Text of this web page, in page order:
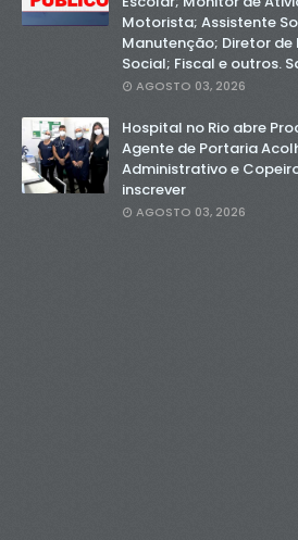
Motorista; Assistente
Manutenção; Diretor
Social; Fiscal e outros.
AGOSTO 03, 2026
Hospital no Rio abre
Agente de Portaria
Administrativo e
inscrever
AGOSTO 03, 2026